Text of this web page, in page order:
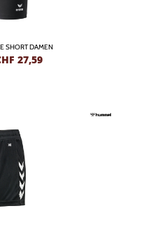
SHORT DAMEN
27,59